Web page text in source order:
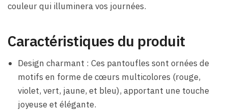
couleur qui illuminera vos journées.
Caractéristiques du produit
Design charmant : Ces pantoufles sont ornées de
motifs en forme de cœurs multicolores (rouge,
violet, vert, jaune, et bleu), apportant une touche
joyeuse et élégante.